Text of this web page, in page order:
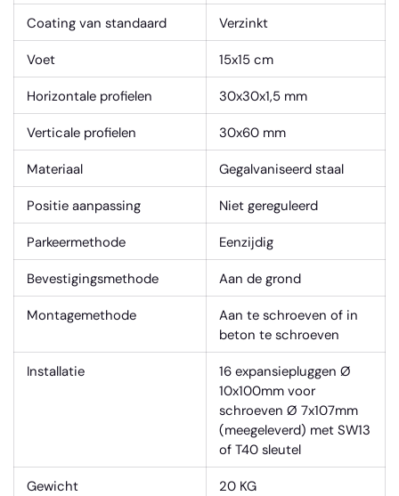
Coating van standaard Verzinkt
Voet 15x15 cm
Horizontale profielen 30x30x1,5 mm
Verticale profielen 30x60 mm
Materiaal Gegalvaniseerd staal
Positie aanpassing Niet gereguleerd
Parkeermethode Eenzijdig
Bevestigingsmethode Aan de grond
Montagemethode
Aan te schroeven of in
beton te schroeven
Installatie
16 expansiepluggen Ø
10x100mm voor
schroeven Ø 7x107mm
(meegeleverd) met SW13
of T40 sleutel
Gewicht 20 KG